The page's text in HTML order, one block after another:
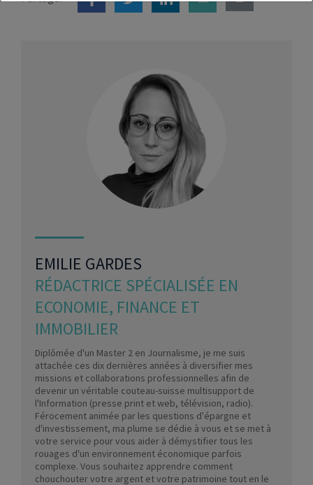
EMILIE GARDES
RÉDACTRICE SPÉCIALISÉE EN
ECONOMIE, FINANCE ET
IMMOBILIER
Diplômée d'un Master 2 en Journalisme, je me suis
attachée ces dix dernières années à diversifier mes
missions et collaborations professionnelles afin de
devenir un véritable couteau-suisse multisupport de
l'Information (presse print et web, télévision, radio).
Férocement animée par les questions d'épargne et
d'investissement, ma plume se dédie à vous et se met à
votre service pour vous aider à démystifier tous les
rouages d'un environnement économique parfois
complexe. Vous souhaitez apprendre comment
chouchouter votre argent et votre patrimoine tout en le